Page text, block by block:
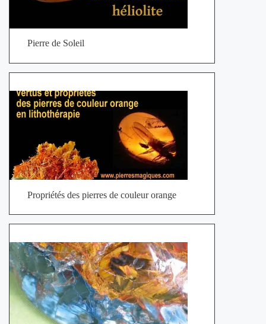
Pierre de Soleil
Propriétés des pierres de couleur orange